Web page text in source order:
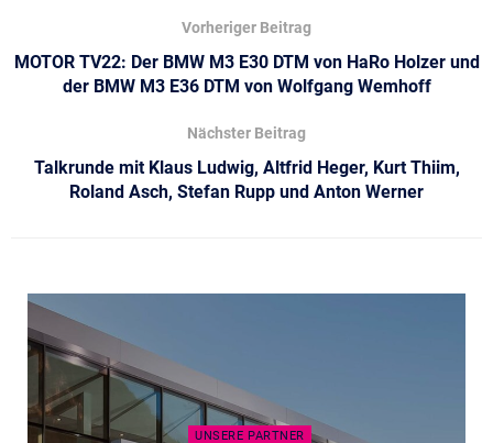
Vorheriger Beitrag
MOTOR TV22: Der BMW M3 E30 DTM von HaRo Holzer und
der BMW M3 E36 DTM von Wolfgang Wemhoff
Nächster Beitrag
Talkrunde mit Klaus Ludwig, Altfrid Heger, Kurt Thiim,
Roland Asch, Stefan Rupp und Anton Werner
UNSERE PARTNER